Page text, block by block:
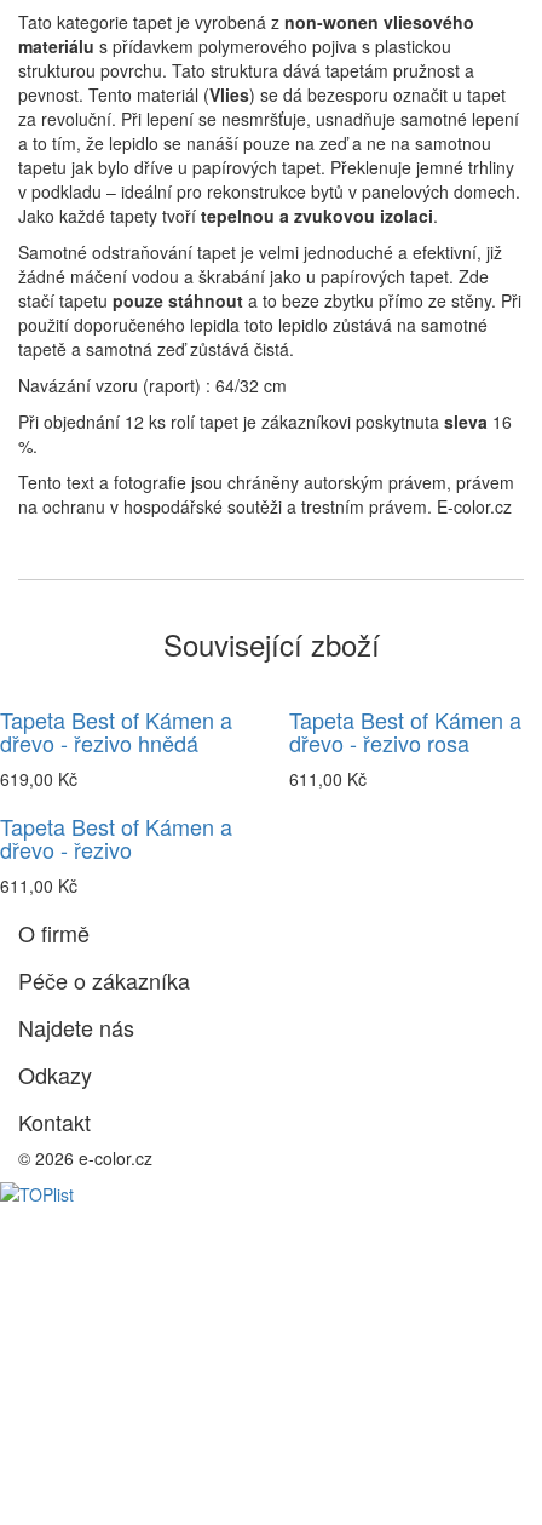
Tato kategorie tapet je vyrobená z non-wonen vliesového
materiálu s přídavkem polymerového pojiva s plastickou
strukturou povrchu. Tato struktura dává tapetám pružnost a
pevnost. Tento materiál (Vlies) se dá bezesporu označit u tapet
za revoluční. Při lepení se nesmršťuje, usnadňuje samotné lepení
a to tím, že lepidlo se nanáší pouze na zeď a ne na samotnou
tapetu jak bylo dříve u papírových tapet. Překlenuje jemné trhliny
v podkladu – ideální pro rekonstrukce bytů v panelových domech.
Jako každé tapety tvoří tepelnou a zvukovou izolaci.
Samotné odstraňování tapet je velmi jednoduché a efektivní, již
žádné máčení vodou a škrabání jako u papírových tapet. Zde
stačí tapetu pouze stáhnout a to beze zbytku přímo ze stěny. Při
použití doporučeného lepidla toto lepidlo zůstává na samotné
tapetě a samotná zeď zůstává čistá.
Navázání vzoru (raport) : 64/32 cm
Při objednání 12 ks rolí tapet je zákazníkovi poskytnuta sleva 16
%.
Tento text a fotografie jsou chráněny autorským právem, právem
na ochranu v hospodářské soutěži a trestním právem. E-color.cz
Související zboží
Tapeta Best of Kámen a
dřevo - řezivo hnědá
619,00 Kč
Tapeta Best of Kámen a
dřevo - řezivo rosa
611,00 Kč
Tapeta Best of Kámen a
dřevo - řezivo
611,00 Kč
O firmě
Péče o zákazníka
Najdete nás
Odkazy
Kontakt
© 2026 e-color.cz